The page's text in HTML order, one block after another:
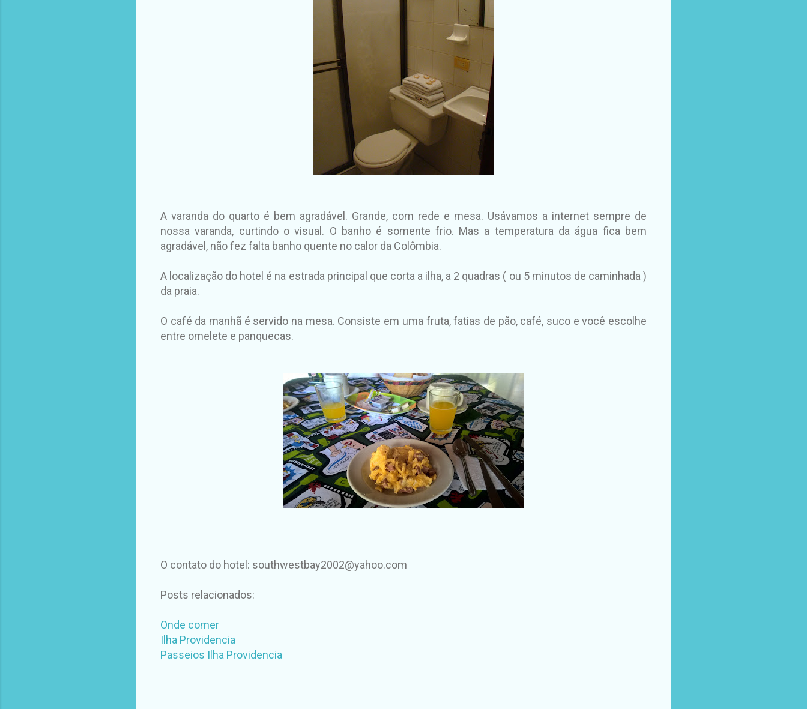
A varanda do quarto é bem agradável. Grande, com rede e mesa. Usávamos a internet sempre de
nossa varanda, curtindo o visual. O banho é somente frio. Mas a temperatura da água fica bem
agradável, não fez falta banho quente no calor da Colômbia.
A localização do hotel é na estrada principal que corta a ilha, a 2 quadras ( ou 5 minutos de caminhada )
da praia.
O café da manhã é servido na mesa. Consiste em uma fruta,fatias de pão, café, suco e você escolhe
entre omelete e panquecas.
O contato do hotel: southwestbay2002@yahoo.com
Posts relacionados:
Onde comer
Ilha Providencia
Passeios Ilha Providencia